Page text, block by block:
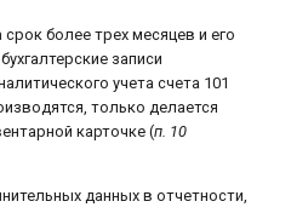
более трех месяцев и его
записи
учета счета 101
только делается
карточке (п. 10
данных в отчетности,